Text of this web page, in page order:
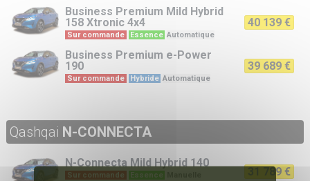
Business Premium Mild Hybrid
158 Xtronic 4x4
Sur commande Essence Automatique
40 139 €
Business Premium e-Power
190
Sur commande Hybride Automatique
39 689 €
Qashqai N-CONNECTA
N-Connecta Mild Hybrid 140
Sur commande Essence 31 789 €